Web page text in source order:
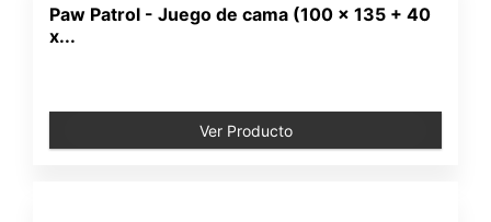
Paw Patrol - Juego de cama (100 x 135 + 40
x...
Ver Producto